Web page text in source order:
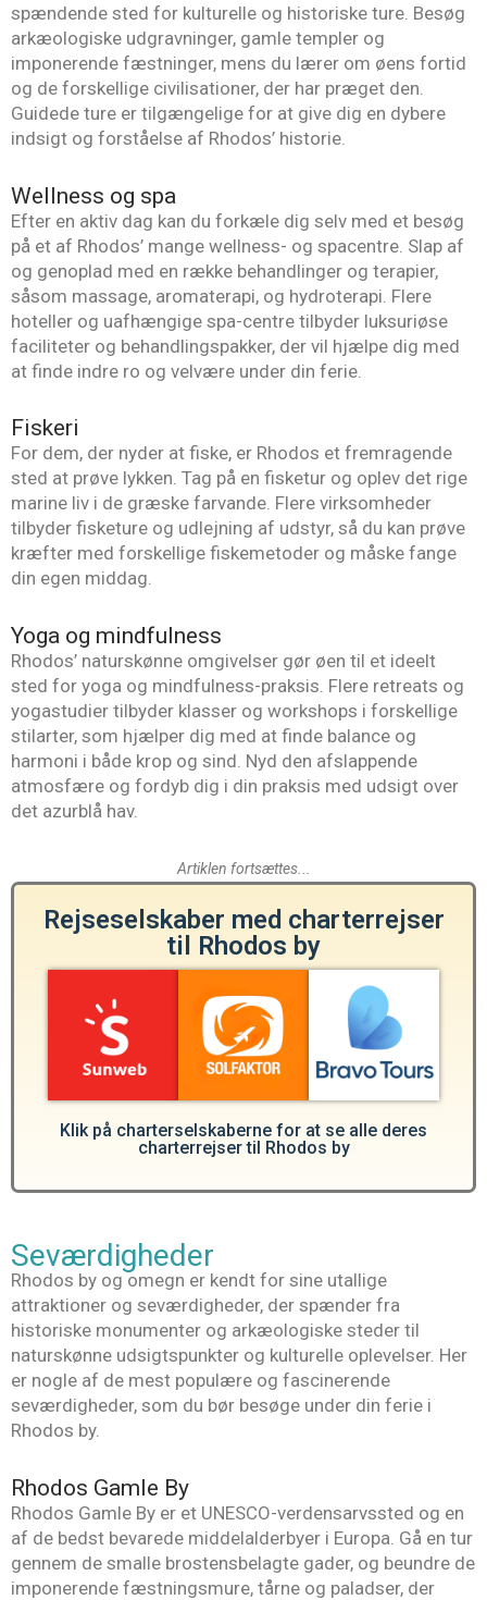
spændende sted for kulturelle og historiske ture. Besøg
arkæologiske udgravninger, gamle templer og
imponerende fæstninger, mens du lærer om øens fortid
og de forskellige civilisationer, der har præget den.
Guidede ture er tilgængelige for at give dig en dybere
indsigt og forståelse af Rhodos’ historie.
Wellness og spa
Efter en aktiv dag kan du forkæle dig selv med et besøg
på et af Rhodos’ mange wellness- og spacentre. Slap af
og genoplad med en række behandlinger og terapier,
såsom massage, aromaterapi, og hydroterapi. Flere
hoteller og uafhængige spa-centre tilbyder luksuriøse
faciliteter og behandlingspakker, der vil hjælpe dig med
at finde indre ro og velvære under din ferie.
Fiskeri
For dem, der nyder at fiske, er Rhodos et fremragende
sted at prøve lykken. Tag på en fisketur og oplev det rige
marine liv i de græske farvande. Flere virksomheder
tilbyder fisketure og udlejning af udstyr, så du kan prøve
kræfter med forskellige fiskemetoder og måske fange
din egen middag.
Yoga og mindfulness
Rhodos’ naturskønne omgivelser gør øen til et ideelt
sted for yoga og mindfulness-praksis. Flere retreats og
yogastudier tilbyder klasser og workshops i forskellige
stilarter, som hjælper dig med at finde balance og
harmoni i både krop og sind. Nyd den afslappende
atmosfære og fordyb dig i din praksis med udsigt over
det azurblå hav.
Artiklen fortsættes...
Rejseselskaber med charterrejser
til Rhodos by
Klik på charterselskaberne for at se alle deres
charterrejser til Rhodos by
Seværdigheder
Rhodos by og omegn er kendt for sine utallige
attraktioner og seværdigheder, der spænder fra
historiske monumenter og arkæologiske steder til
naturskønne udsigtspunkter og kulturelle oplevelser. Her
er nogle af de mest populære og fascinerende
seværdigheder, som du bør besøge under din ferie i
Rhodos by.
Rhodos Gamle By
Rhodos Gamle By er et UNESCO-verdensarvssted og en
af de bedst bevarede middelalderbyer i Europa. Gå en tur
gennem de smalle brostensbelagte gader, og beundre de
imponerende fæstningsmure, tårne og paladser, der